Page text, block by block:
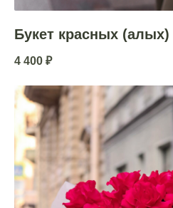
Букет красных (алых)
4 400 ₽